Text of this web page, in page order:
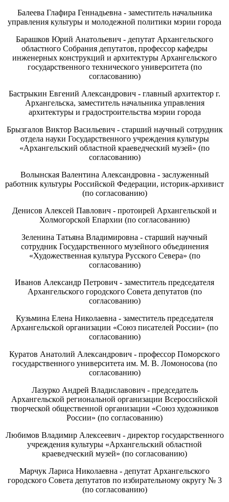
Балеева Глафира Геннадьевна - заместитель начальника
управления культуры и молодежной политики мэрии города
Барашков Юрий Анатольевич - депутат Архангельского
областного Собрания депутатов, профессор кафедры
инженерных конструкций и архитектуры Архангельского
государственного технического университета (по
согласованию)
Бастрыкин Евгений Александрович - главный архитектор г.
Архангельска, заместитель начальника управления
архитектуры и градостроительства мэрии города
Брызгалов Виктор Васильевич - старший научный сотрудник
отдела науки Государственного учреждения культуры
«Архангельский областной краеведческий музей» (по
согласованию)
Волынская Валентина Александровна - заслуженный
работник культуры Российской Федерации, историк-архивист
(по согласованию)
Денисов Алексей Павлович - протоирей Архангельской и
Холмогорской Епархии (по согласованию)
Зеленина Татьяна Владимировна - старший научный
сотрудник Государственного музейного объединения
«Художественная культура Русского Севера» (по
согласованию)
Иванов Александр Петрович - заместитель председателя
Архангельского городского Совета депутатов (по
согласованию)
Кузьмина Елена Николаевна - заместитель председателя
Архангельской организации «Союз писателей России» (по
согласованию)
Куратов Анатолий Александрович - профессор Поморского
государственного университета им. М. В. Ломоносова (по
согласованию)
Лазурко Андрей Владиславович - председатель
Архангельской региональной организации Всероссийской
творческой общественной организации «Союз художников
России» (по согласованию)
Любимов Владимир Алексеевич - директор государственного
учреждения культуры «Архангельский областной
краеведческий музей» (по согласованию)
Марчук Лариса Николаевна - депутат Архангельского
городского Совета депутатов по избирательному округу № 3
(по согласованию)